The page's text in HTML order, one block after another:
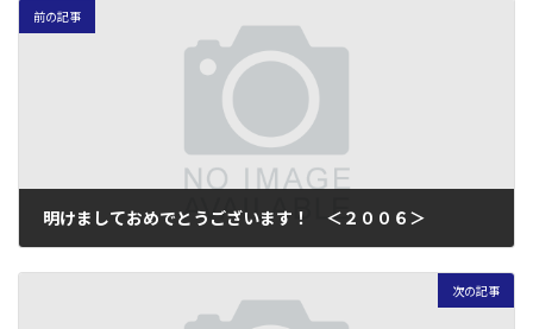
前の記事
明けましておめでとうございます！ ＜２００６＞
次の記事